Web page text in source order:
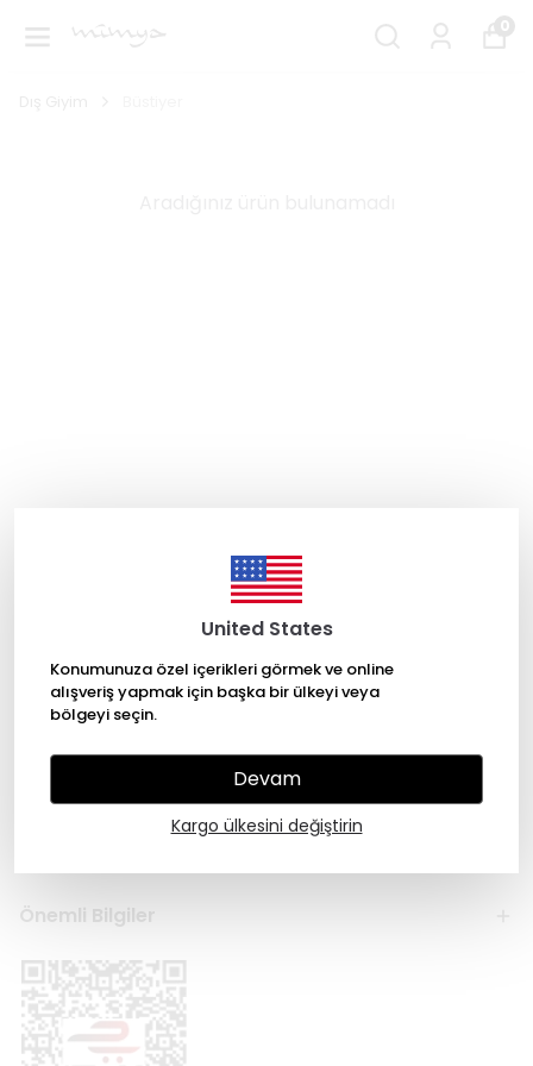
United States
Konumunuza özel içerikleri görmek ve online
alışveriş yapmak için başka bir ülkeyi veya
bölgeyi seçin.
Devam
Kargo ülkesini değiştirin
0
Kategoriler
Hesabım
Önemli Bilgiler